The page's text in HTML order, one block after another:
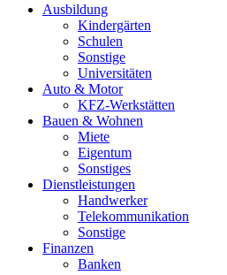
Ausbildung
Kindergärten
Schulen
Sonstige
Universitäten
Auto & Motor
KFZ-Werkstätten
Bauen & Wohnen
Miete
Eigentum
Sonstiges
Dienstleistungen
Handwerker
Telekommunikation
Sonstige
Finanzen
Banken